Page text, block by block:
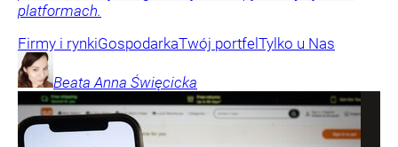
platformach.
Firmy i rynkiGospodarkaTwój portfelTylko u Nas
Beata Anna Święcicka